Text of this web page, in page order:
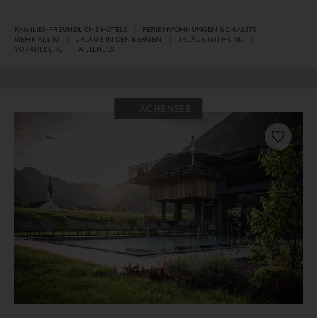
FAMILIENFREUNDLICHE HOTELS
FERIENWOHNUNGEN & CHALETS
MEHR ALS 10
URLAUB IN DEN BERGEN
URLAUB MIT HUND
VORARLBERG
WELLNESS
ACHENSEE